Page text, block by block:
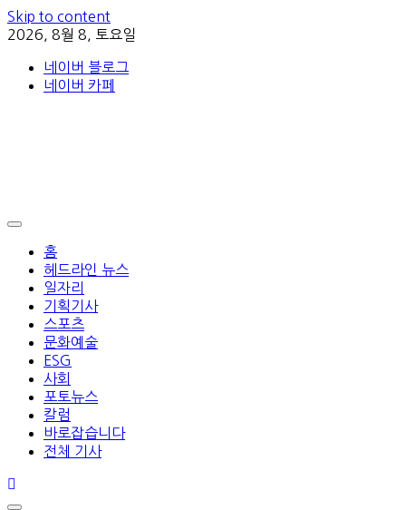
Skip to content
2026, 8월 8, 토요일
네이버 블로그
네이버 카페
홈
헤드라인 뉴스
일자리
기획기사
스포츠
문화예술
ESG
사회
포토뉴스
칼럼
바로잡습니다
전체 기사